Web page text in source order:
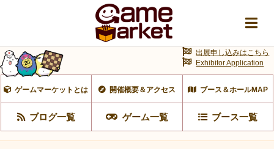
ゲームマーケットとは 開催概要＆アクセス ブース＆ホールMAP
ブログ一覧 ゲーム一覧 ブース一覧
出展申し込みはこちら
Exhibitor Application